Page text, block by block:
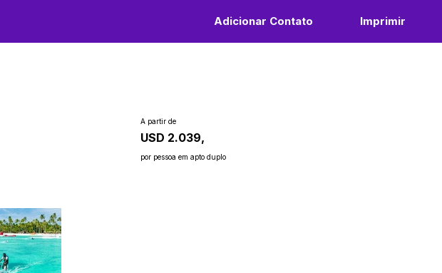
Adicionar Contato Imprimir
A partir de
USD 2.039,
por pessoa em apto duplo